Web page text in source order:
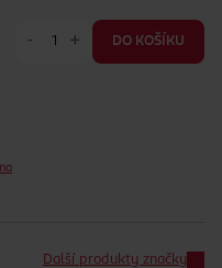
- + DO KOŠÍKU
Další produkty značky